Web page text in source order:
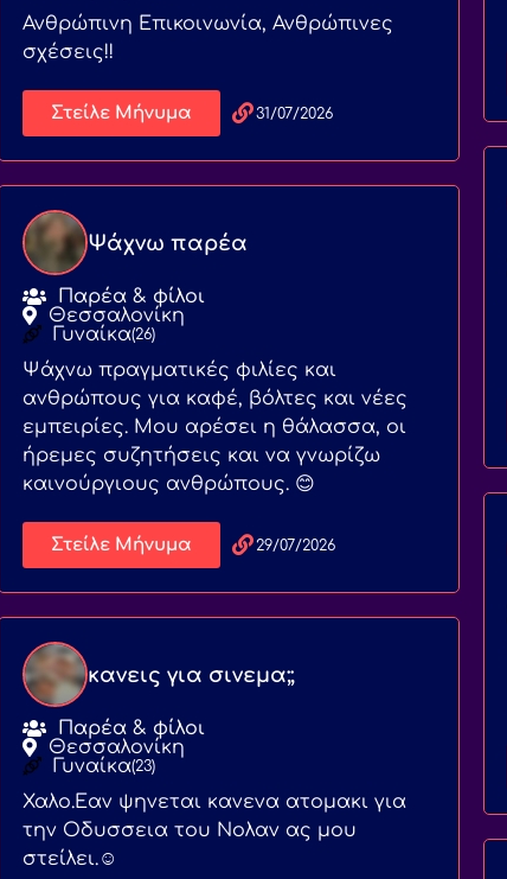
Ανθρώπινη Επικοινωνία, Ανθρώπινες
σχέσεις!!
Στείλε Μήνυμα 31/07/2026
Ψάχνω παρέα
Παρέα & φίλοι
Θεσσαλονίκη
Γυναίκα(26)
Ψάχνω πραγματικές φιλίες και
ανθρώπους για καφέ, βόλτες και νέες
εμπειρίες. Μου αρέσει η θάλασσα, οι
ήρεμες συζητήσεις και να γνωρίζω
καινούργιους ανθρώπους. 😊
Στείλε Μήνυμα 29/07/2026
κανεις για σινεμα;;
Παρέα & φίλοι
Θεσσαλονίκη
Γυναίκα(23)
Χαλο.Εαν ψηνεται κανενα ατομακι για
την Οδυσσεια του Νολαν ας μου
στείλει.☺️